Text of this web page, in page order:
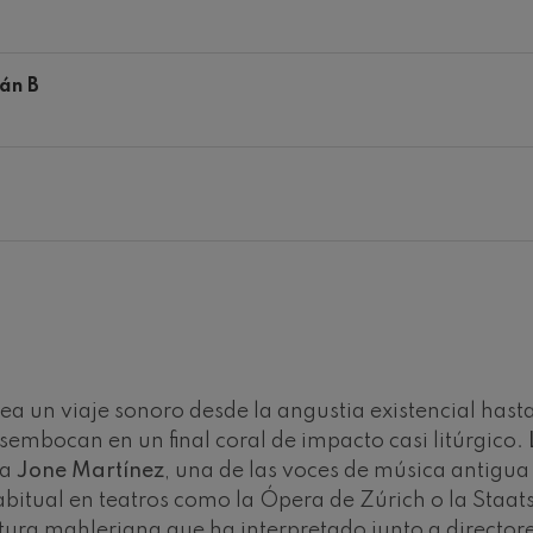
B
un viaje sonoro desde la angustia existencial
en un final coral de impacto casi litúrgico.
Jone Martínez, una de las voces de música
en teatros como la Ópera de Zúrich o la
nidrei
Concierto para violín